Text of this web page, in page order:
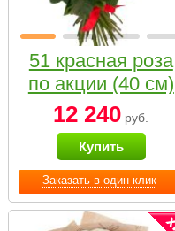
Заказать в один клик
51 красная роза
по акции (40 см)
12 240 руб.
Купить